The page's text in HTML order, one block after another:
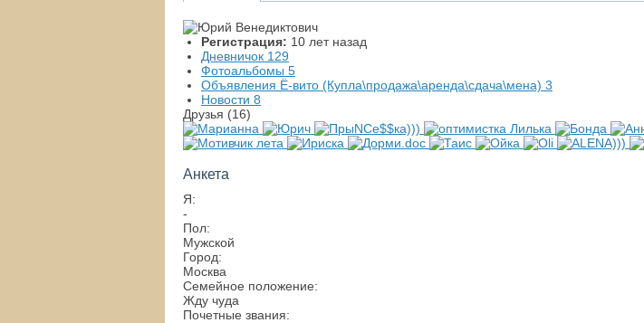
Регистрация: 10 лет назад
Дневничок 129
Фотоальбомы 5
Объявления Ё-вито (Купла\продажа\аренда\сдача\мена) 3
Новости 8
Друзья (16)
Анкета
Я:
-
Пол:
Мужской
Город:
Москва
Семейное положение:
Жду чуда
Почетные звания: